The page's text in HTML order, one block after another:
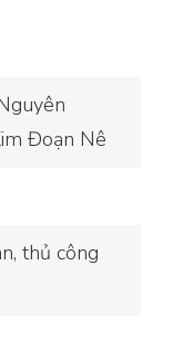
Đoạn Nê
thủ công